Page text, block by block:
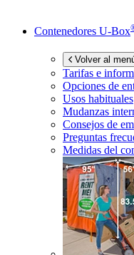
Contenedores U-Box
Volver al
Tarifas e
Opciones de
Usos habituales
Mudanzas
Consejos de
Preguntas
Medidas del